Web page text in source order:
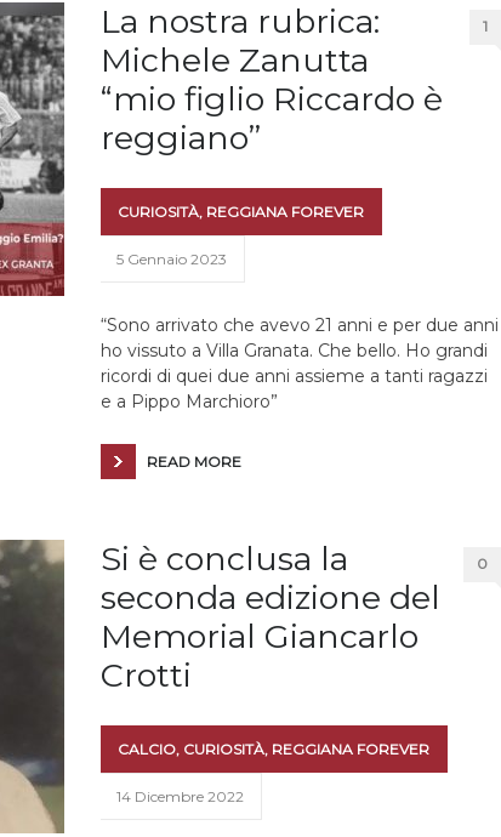
La nostra rubrica:
Michele Zanutta
“mio figlio Riccardo è
reggiano”
1
CURIOSITÀ, REGGIANA FOREVER
5 Gennaio 2023
“Sono arrivato che avevo 21 anni e per due anni
ho vissuto a Villa Granata. Che bello. Ho grandi
ricordi di quei due anni assieme a tanti ragazzi
e a Pippo Marchioro”
READ MORE
Si è conclusa la
seconda edizione del
Memorial Giancarlo
Crotti
0
CALCIO, CURIOSITÀ, REGGIANA FOREVER
14 Dicembre 2022